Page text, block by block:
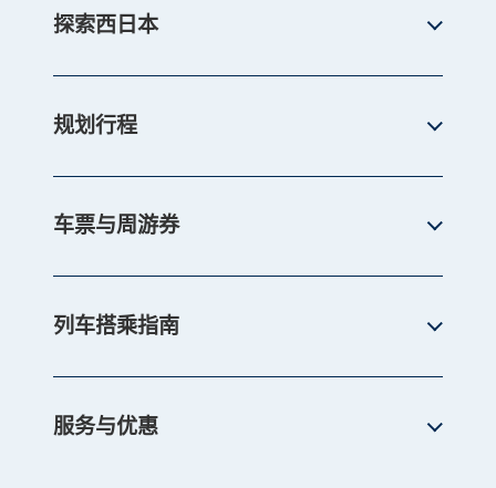
探索西日本
规划行程
车票与周游券
列车搭乘指南
服务与优惠